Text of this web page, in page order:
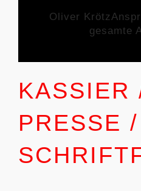
Oliver Krötz
gesamte
KASSIER
PRESSE /